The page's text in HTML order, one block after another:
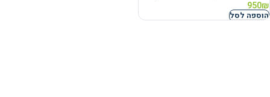
950₪
הוספה לסל